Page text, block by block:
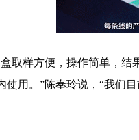
取样方便，操作简单，结
使用。”陈奉玲说，“我们